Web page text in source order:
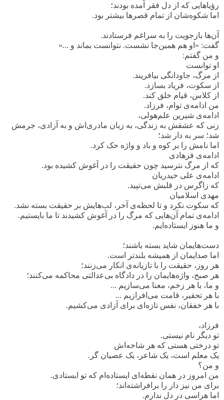
رؤیاهایی که از دل فقر آمده بودند؛
اما شکوه‌شان از تمام قصرها بیشتر بود.
آن‌ها بازجویت را به سراغم فرستادند.
گفت: «او هم همین‌جا نشست. نتوانست بماند و ...»
و من گفتم:
او توانست
از مرگ، جاودانگی بیافریند.
از سکوت، فریاد بسازد.
از کلاس، قیام خلق کند.
من ادامه‌ی توام، فرزاد.
ادامه‌ی شیرین علم‌هولی،
زنی که عشقش به زندگی، به زبان مادری‌اش و به آزادی، جرمش
شد؛ سر به دار شد؛
اما نامش را بر کوه و باد و واژه حک کرد.
ادامه‌ی فرهادی
که از مرگ نترسید چون حقیقت را در آغوش کشیده بود.
ادامه‌ی علی حیدریان
که زاگرس در قلبش می‌تپید.
مهدی اسلامیان
که سکوت نکرد و تا لحظه‌ی آخر، لب‌هایش بر حقیقت بسته نشد.
ادامه‌ی تمام آن‌هایی که مرگ را در آغوش کشیدند تا ما بایستیم.
و ما هنوز ایستاده‌ایم.
دست‌هایمان شاید بسته باشند؛
اما صدایمان از همیشه بلندتر است.
هر روز، حقیقت را با تازیانه‌ی انکار می‌زنند؛
هر صبح، واژه‌هایمان را در دادگاه بی‌عدالتی محاکمه می‌کنند؛
و ما، با هر زخم، معنا می‌سازیم ...
با هر تحقیر، قامت می‌افرازیم ...
با هر خفقان، نفس تازه‌ای برای آزادی می‌کشیم.
فرزاد،
تو دیگر نام نیستی.
تو درختی هستی که هر شاخه‌اش
یک معلم است، یک شاعر، یک عصیان گر.
و من؟
من امروز در همان نقطه‌ای ایستاده‌ام که تو ایستادی.
برای من نیز دار را برافراشته‌اند؛
اما هراسی در دل ندارم.